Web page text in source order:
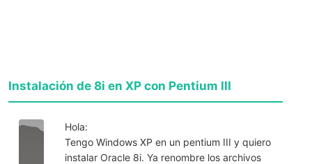
Instalación de 8i en XP con Pentium III
Hola:
Tengo Windows XP en un pentium III y quiero
instalar Oracle 8i. Ya renombre los archivos